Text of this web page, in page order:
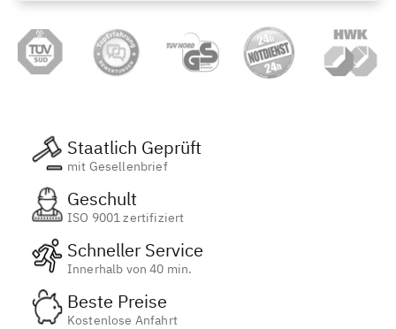
Staatlich Geprüft
mit Gesellenbrief
Geschult
ISO 9001 zertifiziert
Schneller Service
Innerhalb von 40 min.
Beste Preise
Kostenlose Anfahrt